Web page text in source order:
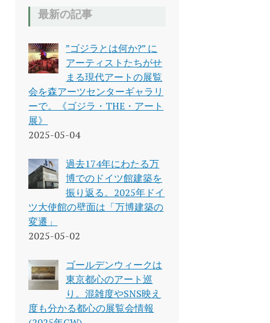
最新の記事
”ゴジラとは何か?” に
アーティストたちがせ
まる現代アートの展覧
会を森アーツセンターギャラリ
ーで。《ゴジラ・THE・アート
展》
2025-05-04
過去174年にわたる万
博でのドイツ館建築を
振り返る。2025年ドイ
ツ大使館の壁面は「万博建築の
変遷」
2025-05-02
ゴールデンウィークは
東京都心のアート巡
り。混雑度やSNS映え
度も分かる都心の展覧会情報